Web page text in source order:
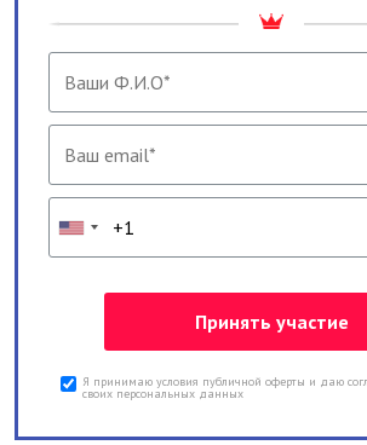
Я принимаю условия публичной оферты и даю
своих персональных данных